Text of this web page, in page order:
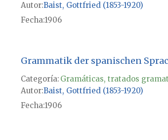
Autor Baist, Gottfried (1853-1920)
Fecha1906
Grammatik der spanischen
Categoría: Gramáticas, tratados
Autor Baist, Gottfried (1853-1920)
Fecha1906